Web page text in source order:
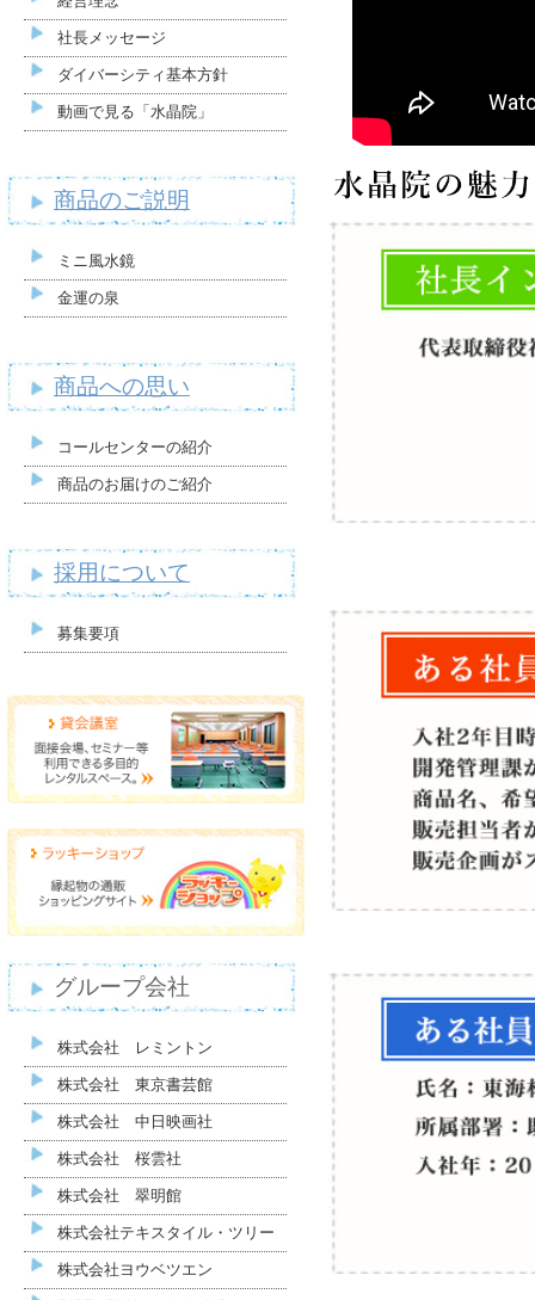
社長メッセージ
ダイバーシティ基本方針
動画で見る「水晶院」
商品のご説明
ミニ風水鏡
金運の泉
商品への思い
コールセンターの紹介
商品のお届けのご紹介
採用について
募集要項
グループ会社
株式会社 レミントン
株式会社 東京書芸館
株式会社 中日映画社
株式会社 桜雲社
株式会社 翠明館
株式会社テキスタイル・ツリー
株式会社ヨウベツエン